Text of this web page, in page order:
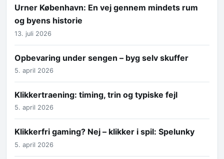
Urner København: En vej gennem mindets rum
og byens historie
13. juli 2026
Opbevaring under sengen – byg selv skuffer
5. april 2026
Klikkertraening: timing, trin og typiske fejl
5. april 2026
Klikkerfri gaming? Nej – klikker i spil: Spelunky
5. april 2026